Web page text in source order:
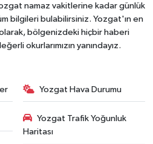
namaz vakitlerine kadar günlük
bilgileri bulabilirsiniz. Yozgat'ın en
bölgenizdeki hiçbir haberi
okurlarımızın yanındayız.
Yozgat Hava Durumu
Yozgat Trafik Yoğunluk
Haritası